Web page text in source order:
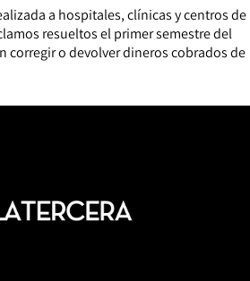
a hospitales, clínicas y centros de
resueltos el primer semestre del
corregir o devolver dineros cobrados de